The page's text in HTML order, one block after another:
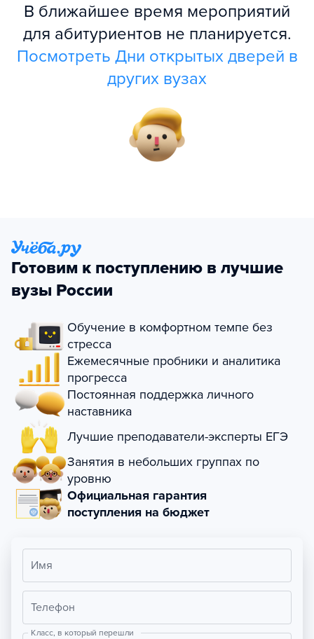
В ближайшее время мероприятий
для абитуриентов не планируется.
Посмотреть Дни открытых дверей в
других вузах
Готовим к поступлению в лучшие
вузы России
Обучение в комфортном темпе без
стресса
Ежемесячные пробники и аналитика
прогресса
Постоянная поддержка личного
наставника
Лучшие преподаватели-эксперты ЕГЭ
Занятия в небольших группах по
уровню
Официальная гарантия
поступления на бюджет
Имя
Телефон
Класс, в который перешли